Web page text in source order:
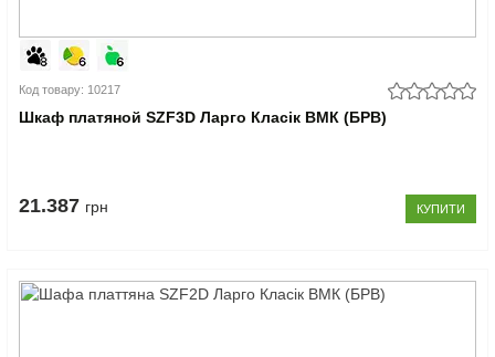
Код товару: 10217
Шкаф платяной SZF3D Ларго Класік ВМК (БРВ)
21.387 грн КУПИТИ